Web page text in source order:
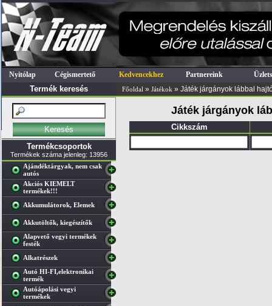
Nyitólap Cégismertető Kedvencekhez Partnereink
Termék keresés Főoldal » Játékok » Játék járgányok lábbal
Termékcsoportok
Termékek száma jelenleg: 13956
Ajándéktárgyak, nem csak
autós
Akciós KIEMELT
termékek!!!
Akkumulátorok, Elemek
Akkutöltők, kiegészítők
Alapvető vegyi termékek
festék
Alkatrészek
Autó HI-FI,elektronikai
termék
Autóápolási vegyi
termékek
Játék járgányok
Cikkszám